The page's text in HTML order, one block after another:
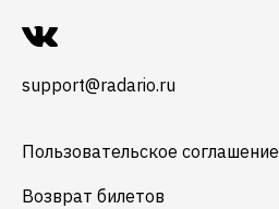
support@radario.ru
Пользовательское соглашение
Возврат билетов